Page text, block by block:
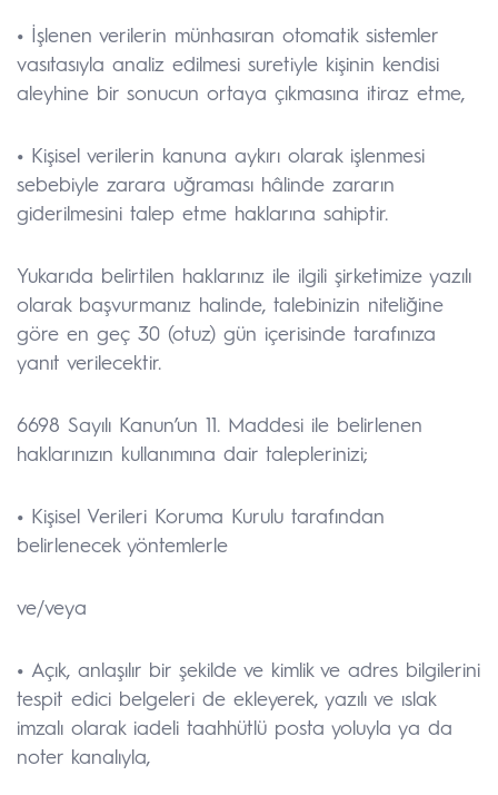
•
İşlenen verilerin münhasıran otomatik sistemler
vasıtasıyla analiz edilmesi suretiyle kişinin kendisi
aleyhine bir sonucun ortaya çıkmasına itiraz etme,
• Kişisel verilerin kanuna aykırı olarak işlenmesi
sebebiyle zarara uğraması hâlinde zararın
giderilmesini talep etme haklarına sahiptir.
Yukarıda belirtilen haklarınız ile ilgili şirketimize yazılı
olarak başvurmanız halinde, talebinizin niteliğine
göre en geç 30 (otuz) gün içerisinde tarafınıza
yanıt verilecektir.
6698 Sayılı Kanun’un 11. Maddesi ile belirlenen
haklarınızın kullanımına dair taleplerinizi;
• Kişisel Verileri Koruma Kurulu tarafından
belirlenecek yöntemlerle
ve/veya
• Açık, anlaşılır bir şekilde ve kimlik ve adres bilgilerini
tespit edici belgeleri de ekleyerek, yazılı ve ıslak
imzalı olarak iadeli taahhütlü posta yoluyla ya da
noter kanalıyla,